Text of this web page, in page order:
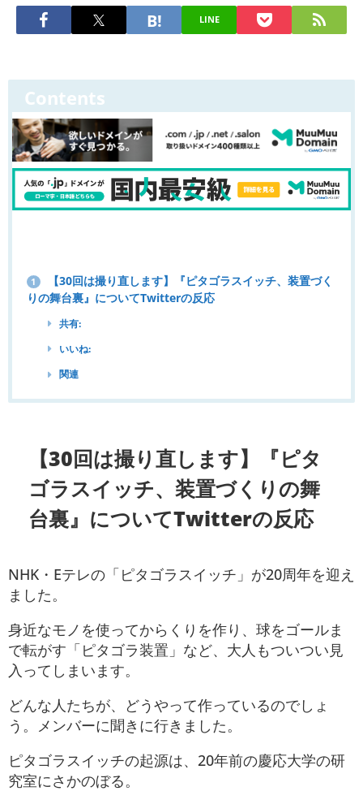
LINE
Contents
1
【30回は撮り直します】『ピタゴラスイッチ、装置づく
りの舞台裏』についてTwitterの反応
共有:
いいね:
関連
【30回は撮り直します】『ピタ
ゴラスイッチ、装置づくりの舞
台裏』についてTwitterの反応
NHK・Eテレの「ピタゴラスイッチ」が20周年を迎え
ました。
身近なモノを使ってからくりを作り、球をゴールま
で転がす「ピタゴラ装置」など、大人もついつい見
入ってしまいます。
どんな人たちが、どうやって作っているのでしょ
う。メンバーに聞きに行きました。
ピタゴラスイッチの起源は、20年前の慶応大学の研
究室にさかのぼる。